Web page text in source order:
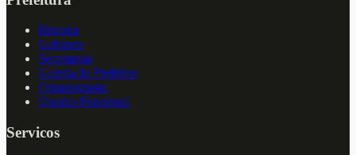
Historia
Gabinete
Secretarias
Galeria de Prefeitos
Organograma
Quadro Funcional
Servicos